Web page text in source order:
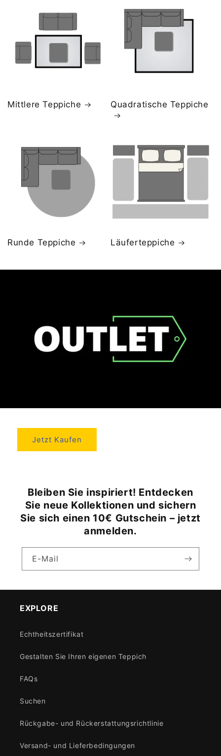
Mittlere Teppiche Quadratische Teppiche
Runde Teppiche Läuferteppiche
Jetzt Kaufen
Bleiben Sie inspiriert! Entdecken
Sie neue Kollektionen und sichern
Sie sich einen 10€ Gutschein – jetzt
anmelden.
E-Mail
EXPLORE
Echtheitszertifikat
Gestalten Sie Ihren eigenen Teppich
FAQs
Suchen
Rückgabe- und Rückerstattungsrichtlinie
Versand- und Lieferbedingungen